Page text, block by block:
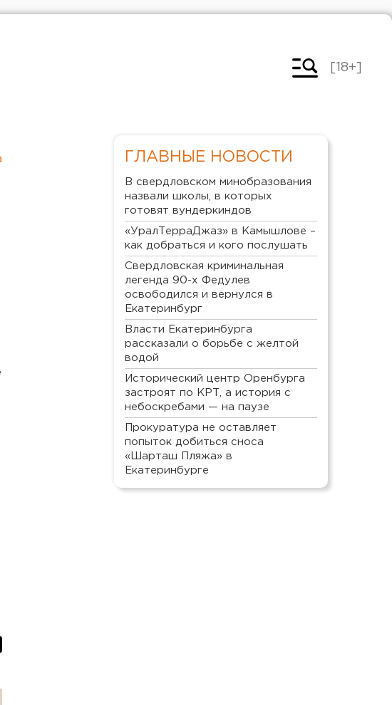
[18+]
ГЛАВНЫЕ НОВОСТИ
В свердловском минобразования
назвали школы, в которых
готовят вундеркиндов
«УралТерраДжаз» в Камышлове –
как добраться и кого послушать
Свердловская криминальная
легенда 90-х Федулев
освободился и вернулся в
Екатеринбург
Власти Екатеринбурга
рассказали о борьбе с желтой
водой
Исторический центр Оренбурга
застроят по КРТ, а история с
небоскребами — на паузе
Прокуратура не оставляет
попыток добиться сноса
«Шарташ Пляжа» в
Екатеринбурге